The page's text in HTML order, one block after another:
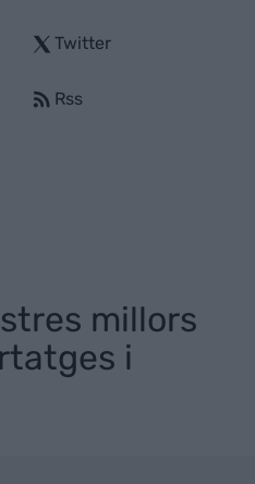
Twitter
Rss
millors
i